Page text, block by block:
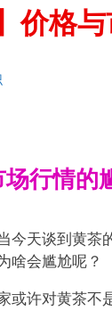
价格
行情的
今天谈到黄茶
啥会尴尬呢？
或许对黄茶不